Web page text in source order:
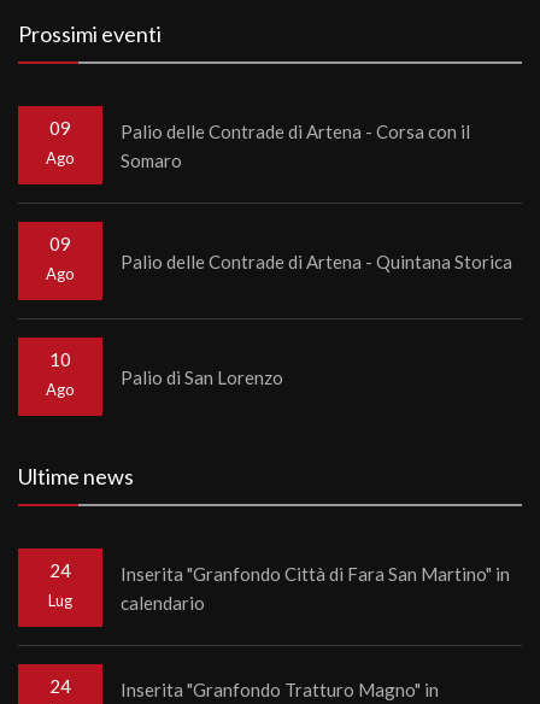
Prossimi eventi
09
Ago
Palio delle Contrade di Artena - Corsa con il
Somaro
09
Ago
Palio delle Contrade di Artena - Quintana Storica
10
Ago
Palio di San Lorenzo
Ultime news
24
Lug
Inserita "Granfondo Città di Fara San Martino" in
calendario
24
Inserita "Granfondo Tratturo Magno" in